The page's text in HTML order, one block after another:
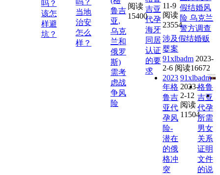
吗？
该怎
样避
坑？
吗？
当地
治安
怎么
样？
鲁吉
亚,
乌克
兰和
俄罗
斯)
需考
虑战
争风
险
阅读
15400
吉亚
代孕
海牙
同居
认证
的要
求
11-9
阅读
23554
假结婚风
险 乌克兰
警方调查
涉及假结婚贩
婴案
91xlbadm 2023-
2-6 阅读16672
2023
年格
鲁吉
亚代
孕风
险-
潜在
的俄
格冲
突
91xlbadm
2023-
2-12
阅读
11504
格鲁
吉亚
代孕
所需
男女
关系
证明
文件
的说